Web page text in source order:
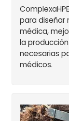
para diseñar
médica,
la
necesarias
médicos.